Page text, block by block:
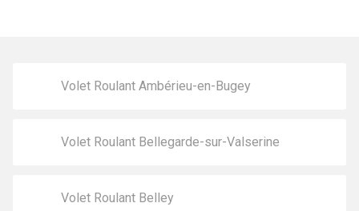
Volet Roulant Ambérieu-en-Bugey
Volet Roulant Bellegarde-sur-Valserine
Volet Roulant Belley